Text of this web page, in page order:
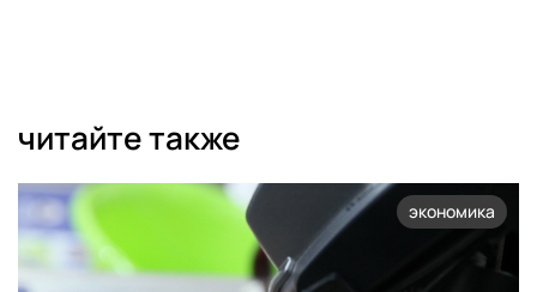
читайте также
экономика